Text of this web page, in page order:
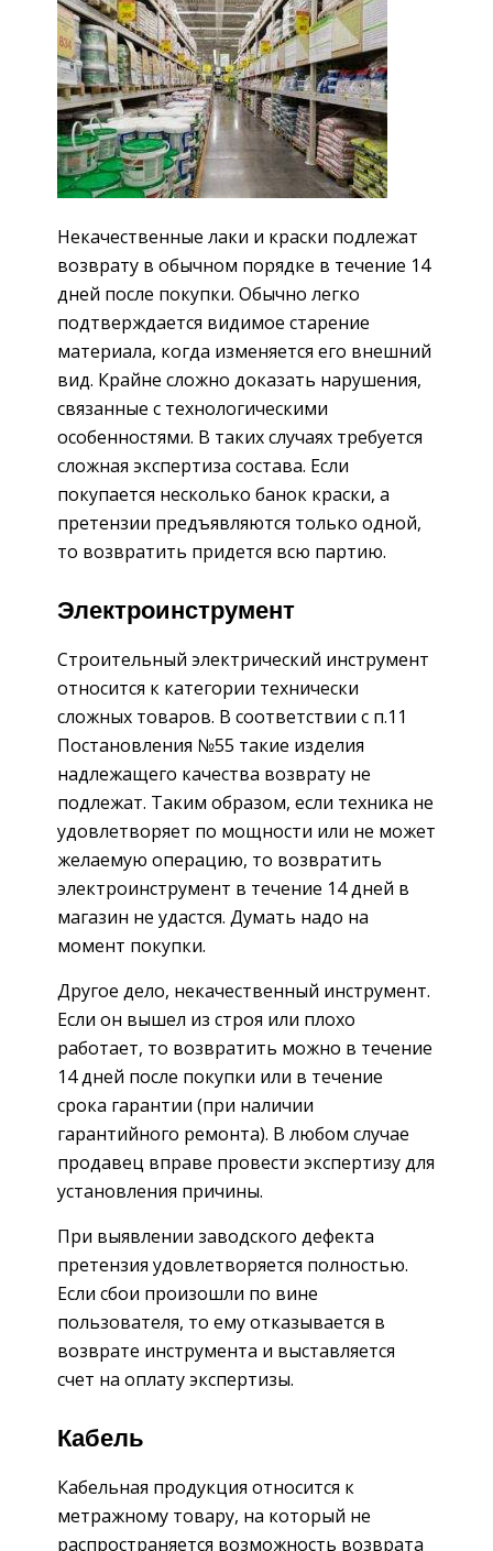
Некачественные лаки и краски подлежат
возврату в обычном порядке в течение 14
дней после покупки. Обычно легко
подтверждается видимое старение
материала, когда изменяется его внешний
вид. Крайне сложно доказать нарушения,
связанные с технологическими
особенностями. В таких случаях требуется
сложная экспертиза состава. Если
покупается несколько банок краски, а
претензии предъявляются только одной,
то возвратить придется всю партию.
Электроинструмент
Строительный электрический инструмент
относится к категории технически
сложных товаров. В соответствии с п.11
Постановления №55 такие изделия
надлежащего качества возврату не
подлежат. Таким образом, если техника не
удовлетворяет по мощности или не может
желаемую операцию, то возвратить
электроинструмент в течение 14 дней в
магазин не удастся. Думать надо на
момент покупки.
Другое дело, некачественный инструмент.
Если он вышел из строя или плохо
работает, то возвратить можно в течение
14 дней после покупки или в течение
срока гарантии (при наличии
гарантийного ремонта). В любом случае
продавец вправе провести экспертизу для
установления причины.
При выявлении заводского дефекта
претензия удовлетворяется полностью.
Если сбои произошли по вине
пользователя, то ему отказывается в
возврате инструмента и выставляется
счет на оплату экспертизы.
Кабель
Кабельная продукция относится к
метражному товару, на который не
распространяется возможность возврата